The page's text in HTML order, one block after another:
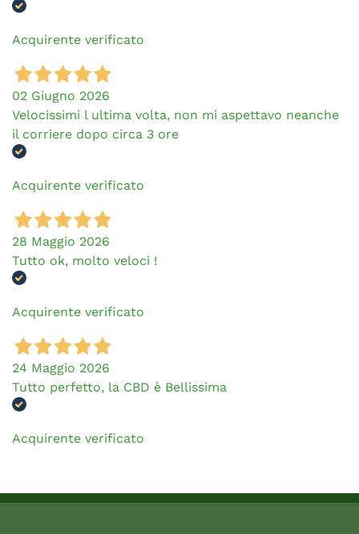
Acquirente verificato
02 Giugno 2026
Velocissimi l ultima volta, non mi aspettavo neanche
il corriere dopo circa 3 ore
Acquirente verificato
28 Maggio 2026
Tutto ok, molto veloci !
Acquirente verificato
24 Maggio 2026
Tutto perfetto, la CBD è Bellissima
Acquirente verificato